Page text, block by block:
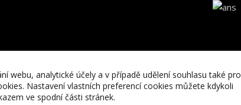
webu, analytické účely a v případě udělení souhlasu také pro
Nastavení vlastních preferencí cookies můžete kdykoli
ve spodní části stránek.